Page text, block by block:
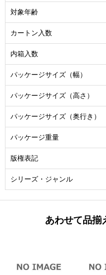
対象年齢
カートン入数
内箱入数
パッケージサイズ（幅）
パッケージサイズ（高さ）
パッケージサイズ（奥行き）
パッケージ重量
版権表記
シリーズ・ジャンル
あわせて品揃